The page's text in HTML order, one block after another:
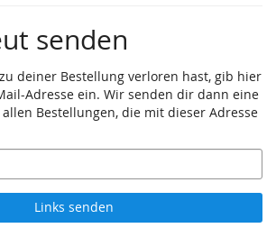
senden
deiner Bestellung verloren hast, gib hier
Adresse ein. Wir senden dir dann eine
Bestellungen, die mit dieser Adresse
Links senden